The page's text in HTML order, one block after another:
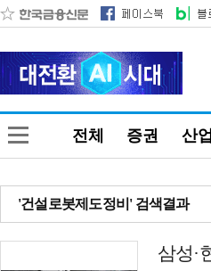
전체 증권 산업
'건설로봇제도정비' 검색결과